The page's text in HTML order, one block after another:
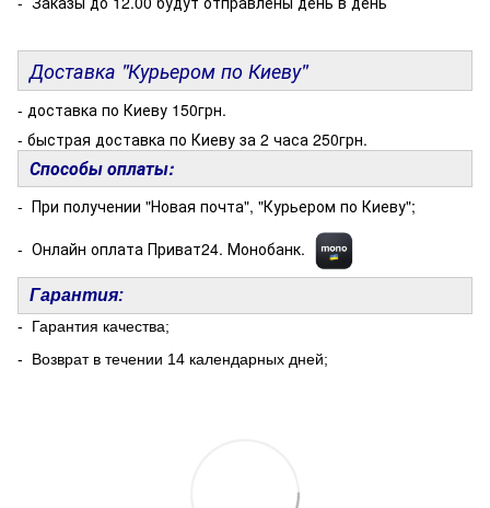
Доставка "Курьером по Киеву"
- доставка по Киеву 150грн.
- быстрая доставка по Киеву за 2 часа 250грн.
Способы оплаты:
- При получении "Новая почта", "Курьером по Киеву";
- Онлайн оплата Приват24. Монобанк.
Гарантия:
- Гарантия качества;
- Возврат в течении 14 календарных дней;